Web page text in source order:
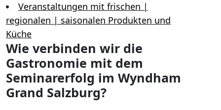
Veranstaltungen mit frischen |
regionalen | saisonalen Produkten und
Küche
Wie verbinden wir die
Gastronomie mit dem
Seminarerfolg im Wyndham
Grand Salzburg?